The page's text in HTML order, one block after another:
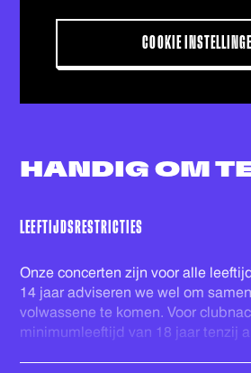
COOKIE
HANDIG OM
LEEFTIJDSRESTRICTIES
Onze concerten zijn voor alle
14 jaar adviseren we wel om
volwassene te komen. Voor
minimumleeftijd van 18 jaar tenzij